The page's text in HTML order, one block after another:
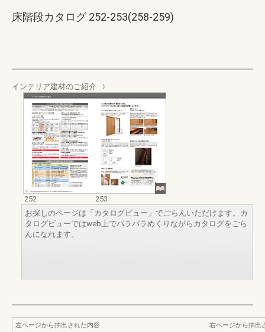
床階段カタログ 252-253(258-259)
インテリア建材のご紹介
252
253
お探しのページは「カタログビュー」でごらんいただけます。カ
タログビューではweb上でパラパラめくりながらカタログをごら
んになれます。
左ページから抽出された内容
右ページから抽出